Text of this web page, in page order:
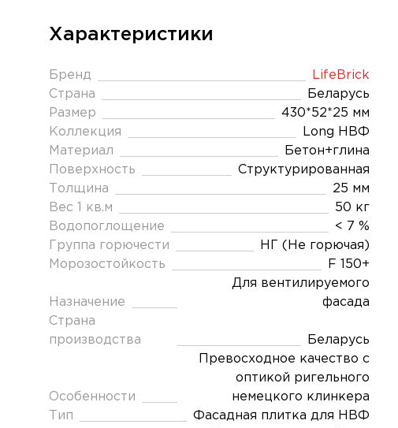
Характеристики
Бренд
LifeBrick
Страна
Беларусь
Размер
430*52*25 мм
Коллекция
Long НВФ
Материал
Бетон+глина
Поверхность
Структурированная
Толщина
25 мм
Вес 1 кв.м
50 кг
Водопоглощение
< 7 %
Группа горючести
НГ (Не горючая)
Морозостойкость
F 150+
Назначение
Для вентилируемого
фасада
Страна
производства
Беларусь
Особенности
Превосходное качество с
оптикой ригельного
немецкого клинкера
Тип
Фасадная плитка для НВФ